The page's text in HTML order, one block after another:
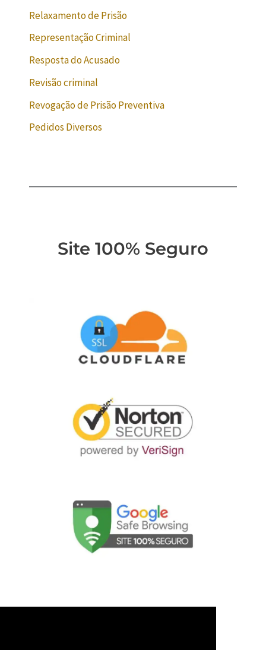
Relaxamento de Prisão
Representação Criminal
Resposta do Acusado
Revisão criminal
Revogação de Prisão Preventiva
Pedidos Diversos
Site 100% Seguro